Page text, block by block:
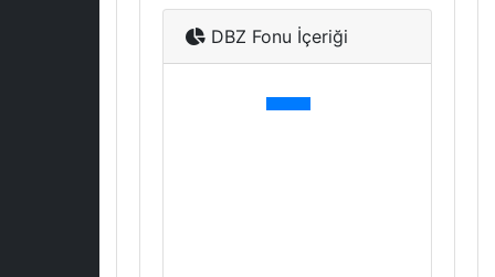
DBZ Fonu İçeriği